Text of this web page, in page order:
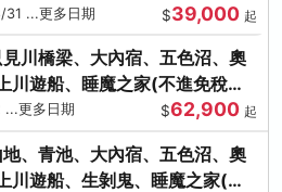
...更多日期 $39,000 起
川橋梁、大內宿、五色沼、奧
川遊船、睡魔之家(不進免稅店)
...更多日期 $62,900 起
、青池、大內宿、五色沼、奧
川遊船、生剝鬼、睡魔之家(不